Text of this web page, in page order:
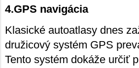
4.GPS navigácia
Klasické autoatlasy dnes
družicový systém GPS
Tento systém dokáže určiť